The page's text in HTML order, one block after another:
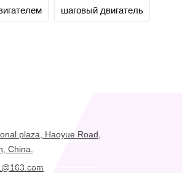
шаговый двигатель
plaza, Haoyue Road,
China.